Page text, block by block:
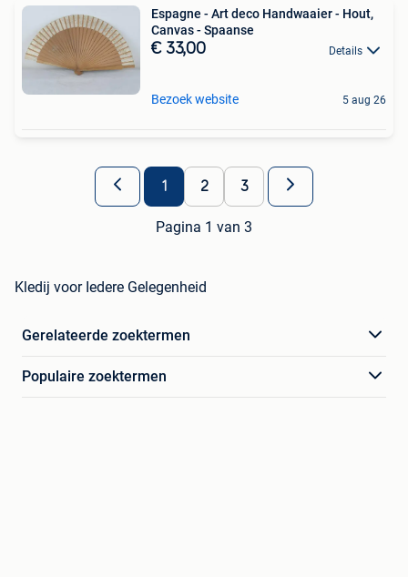
Espagne - Art deco Handwaaier - Hout,
Canvas - Spaanse
€ 33,00 Details
Bezoek website 5 aug 26
1 2 3
Pagina 1 van 3
Kledij voor Iedere Gelegenheid
Gerelateerde zoektermen
Populaire zoektermen